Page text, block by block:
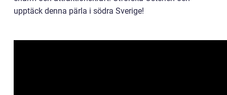
upptäck denna pärla i södra Sverige!